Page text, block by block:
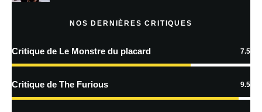
Prévenez-moi de tous les nouveaux articles par e-mail.
En savoir
traitées
NOS DERNIÈRES CRITIQUES
Critique de Le Monstre du placard 7.5
Critique de The Furious 9.5